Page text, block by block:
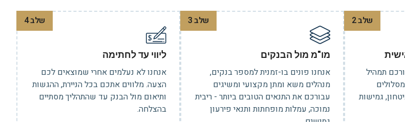
שלב 2
תמהיל
גמישות
שלב 3
מו"מ מול הבנקים
אנחנו פונים בו-זמנית למספר בנקים,
מנהלים משא ומתן מקצועי ומשיגים
עבורכם את התנאים הטובים ביותר - ריבית
נמוכה, עמלות מופחתות ותנאי פירעון
שלב 4
ליווי עד לחתימה
אנחנו לא נעלמים אחרי שמוצאים לכם
הצעה. מלווים אתכם בכל הניירת, ההגשות
ותיאום מול הבנק עד שהתהליך מסתיים
בהצלחה.